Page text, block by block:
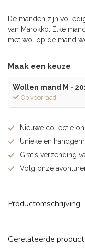
De manden zijn
van Marokko. Elke
met wol op de mand
Maak een keuze
Wollen mand M -
Op voorraad
Nieuwe collectie
Unieke en
Gratis verzending
Volg onze
Productomschrijving
Gerelateerde